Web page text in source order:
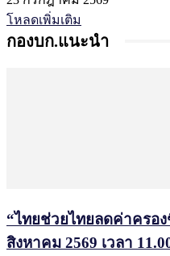
โหลดเพิ่มเติม
กองบก.แนะนำ
“ไทยช่วยไทยลดค่าครอ
สิงหาคม 2569 เวลา